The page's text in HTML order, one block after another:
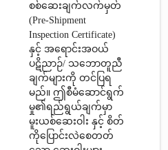
စစ်ဆေးချက်လက်မှတ်
(Pre-Shipment
Inspection Certificate)
နှင့် အရောင်းအဝယ်
ပဋိညာဉ်/ သဘောတူညီ
ချက်များကို တင်ပြရ
မည်။ ဤစီမံဆောင်ရွက်
မှု၏ရည်ရွယ်ချက်မှာ
မူးယစ်ဆေးဝါး နှင့် စိတ်
ကိုပြောင်းလဲစေတတ်